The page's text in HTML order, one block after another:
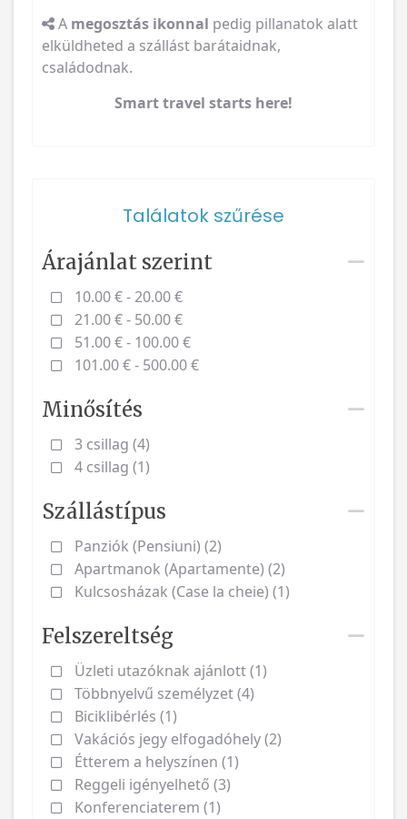
A megosztás ikonnal pedig pillanatok alatt
elküldheted a szállást barátaidnak,
családodnak.
Smart travel starts here!
Találatok szűrése
Árajánlat szerint
10.00 € - 20.00 €
21.00 € - 50.00 €
51.00 € - 100.00 €
101.00 € - 500.00 €
Minősítés
3 csillag (4)
4 csillag (1)
Szállástípus
Panziók (Pensiuni) (2)
Apartmanok (Apartamente) (2)
Kulcsosházak (Case la cheie) (1)
Felszereltség
Üzleti utazóknak ajánlott (1)
Többnyelvű személyzet (4)
Biciklibérlés (1)
Vakációs jegy elfogadóhely (2)
Étterem a helyszínen (1)
Reggeli igényelhető (3)
Konferenciaterem (1)